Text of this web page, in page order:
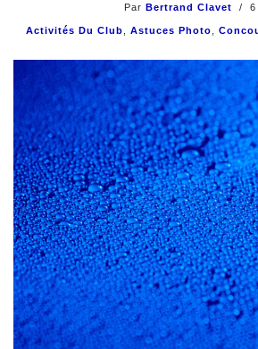
Par Bertrand Clavet 6
Activités Du Club Astuces Photo